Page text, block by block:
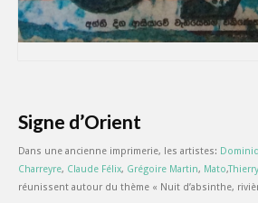
Signe d’Orient
Dans une ancienne imprimerie, les artistes:
Charreyre, Claude Félix, Grégoire Martin, Mato,
réunissent autour du thème « Nuit d’absinthe,